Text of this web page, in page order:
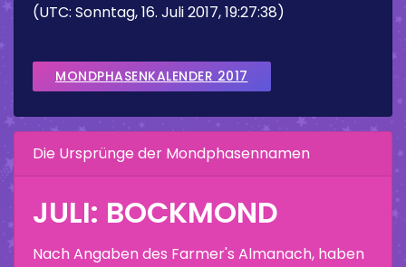
(UTC: Sonntag, 16. Juli 2017, 19:27:38)
MONDPHASENKALENDER 2017
Die Ursprünge der Mondphasennamen
JULI: BOCKMOND
Nach Angaben des Farmer's Almanach, haben